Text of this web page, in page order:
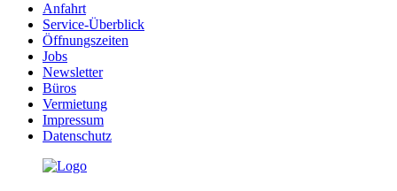
Anfahrt
Service-Überblick
Öffnungszeiten
Jobs
Newsletter
Büros
Vermietung
Impressum
Datenschutz